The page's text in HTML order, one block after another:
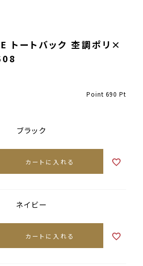
トートバック 杢調ポリ×
Point 690 Pt
ブラック
カートに入れる
ネイビー
カートに入れる